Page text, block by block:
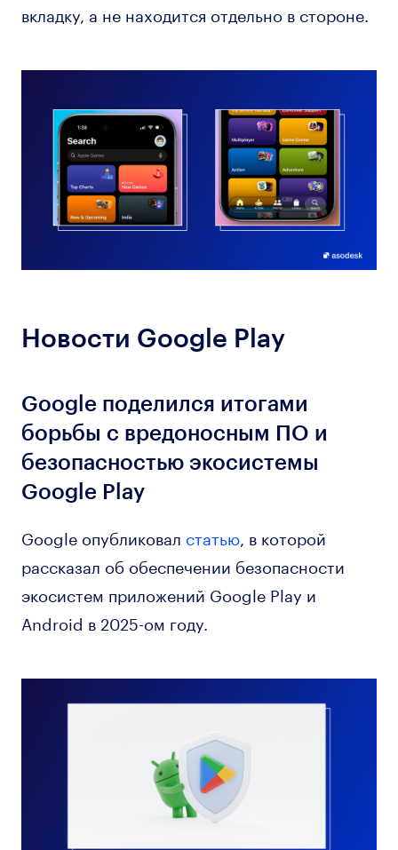
вкладку, а не находится отдельно в стороне.
Новости Google Play
Google поделился итогами
борьбы с вредоносным ПО и
безопасностью экосистемы
Google Play
Google опубликовал статью, в которой
рассказал об обеспечении безопасности
экосистем приложений Google Play и
Android в 2025-ом году.